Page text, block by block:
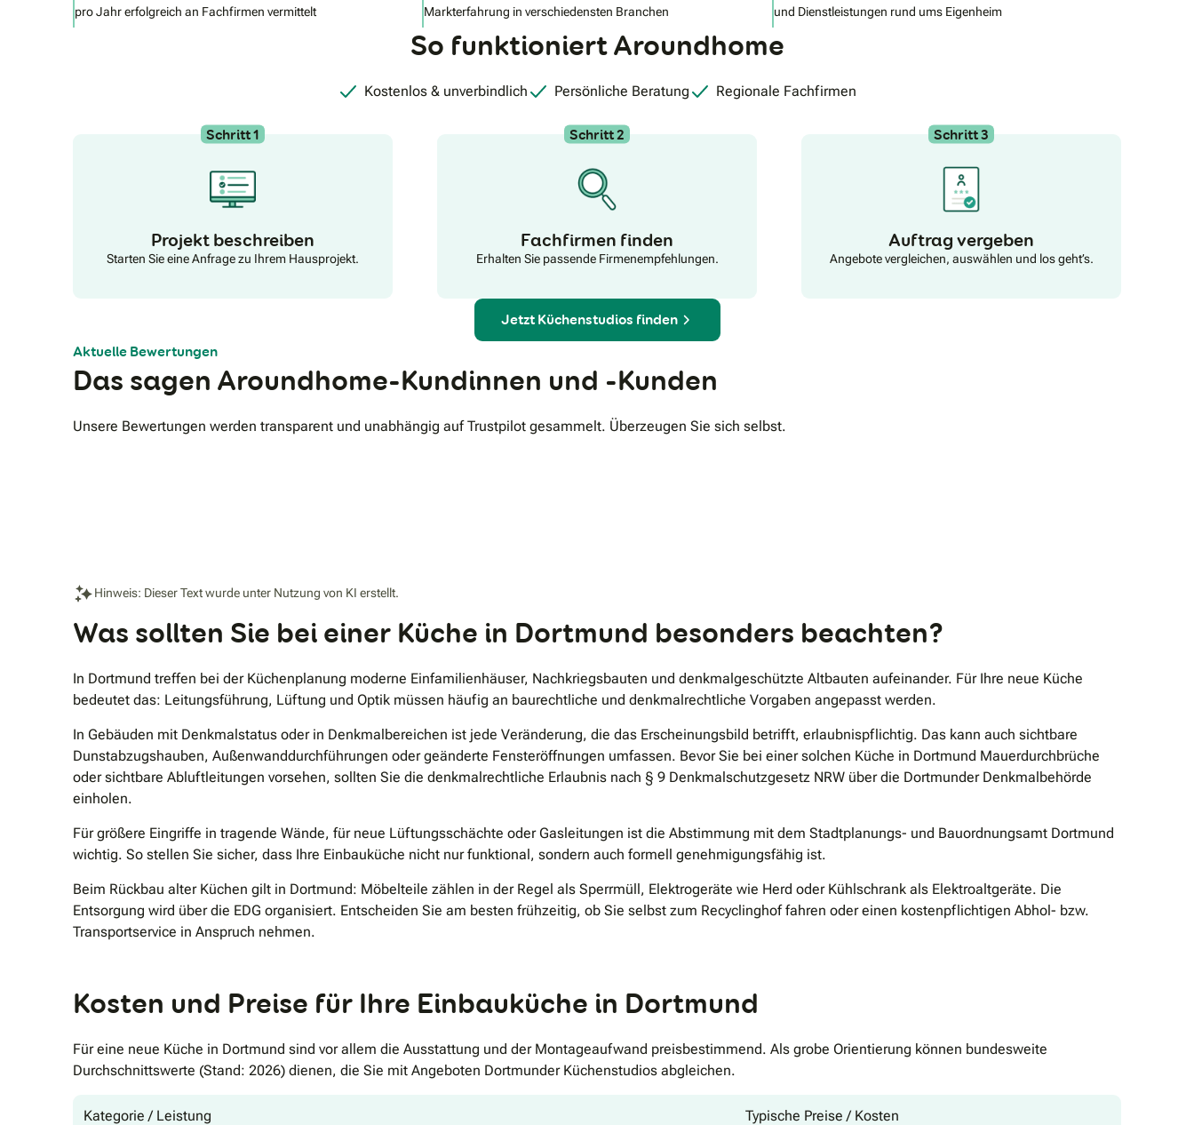
pro Jahr erfolgreich an Fachfirmen vermittelt Markterfahrung in verschiedensten Branchen und Dienstleistungen rund ums Eigenheim
So funktioniert Aroundhome
Kostenlos & unverbindlich Persönliche Beratung Regionale Fachfirmen
Schritt 1
Projekt beschreiben
Starten Sie eine Anfrage zu Ihrem Hausprojekt.
Schritt 2
Fachfirmen finden
Erhalten Sie passende Firmenempfehlungen.
Schritt 3
Auftrag vergeben
Angebote vergleichen, auswählen und los geht’s.
Jetzt Küchenstudios finden
Aktuelle Bewertungen
Das sagen Aroundhome-Kundinnen und -Kunden
Unsere Bewertungen werden transparent und unabhängig auf Trustpilot gesammelt. Überzeugen Sie sich selbst.
Hinweis: Dieser Text wurde unter Nutzung von KI erstellt.
Was sollten Sie bei einer Küche in Dortmund besonders beachten?
In Dortmund treffen bei der Küchenplanung moderne Einfamilienhäuser, Nachkriegsbauten und denkmalgeschützte Altbauten aufeinander. Für Ihre neue Küche
bedeutet das: Leitungsführung, Lüftung und Optik müssen häufig an baurechtliche und denkmalrechtliche Vorgaben angepasst werden.
In Gebäuden mit Denkmalstatus oder in Denkmalbereichen ist jede Veränderung, die das Erscheinungsbild betrifft, erlaubnispflichtig. Das kann auch sichtbare
Dunstabzugshauben, Außenwanddurchführungen oder geänderte Fensteröffnungen umfassen. Bevor Sie bei einer solchen Küche in Dortmund Mauerdurchbrüche
oder sichtbare Abluftleitungen vorsehen, sollten Sie die denkmalrechtliche Erlaubnis nach § 9 Denkmalschutzgesetz NRW über die Dortmunder Denkmalbehörde
einholen.
Für größere Eingriffe in tragende Wände, für neue Lüftungsschächte oder Gasleitungen ist die Abstimmung mit dem Stadtplanungs- und Bauordnungsamt Dortmund
wichtig. So stellen Sie sicher, dass Ihre Einbauküche nicht nur funktional, sondern auch formell genehmigungsfähig ist.
Beim Rückbau alter Küchen gilt in Dortmund: Möbelteile zählen in der Regel als Sperrmüll, Elektrogeräte wie Herd oder Kühlschrank als Elektroaltgeräte. Die
Entsorgung wird über die EDG organisiert. Entscheiden Sie am besten frühzeitig, ob Sie selbst zum Recyclinghof fahren oder einen kostenpflichtigen Abhol- bzw.
Transportservice in Anspruch nehmen.
Kosten und Preise für Ihre Einbauküche in Dortmund
Für eine neue Küche in Dortmund sind vor allem die Ausstattung und der Montageaufwand preisbestimmend. Als grobe Orientierung können bundesweite
Durchschnittswerte (Stand: 2026) dienen, die Sie mit Angeboten Dortmunder Küchenstudios abgleichen.
Kategorie / Leistung Typische Preise / Kosten